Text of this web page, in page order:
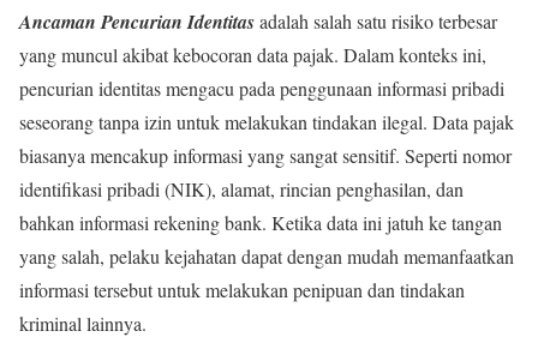
Ancaman Pencurian Identitasadalah salah satu risiko terbesar
yang muncul akibat kebocoran data pajak. Dalam konteks ini,
pencurian identitas mengacu pada penggunaan informasi pribadi
seseorang tanpa izin untuk melakukan tindakan ilegal. Data pajak
biasanya mencakup informasi yang sangat sensitif. Seperti nomor
identifikasi pribadi (NIK), alamat, rincian penghasilan, dan
bahkan informasi rekening bank. Ketika data ini jatuh ke tangan
yang salah, pelaku kejahatan dapat dengan mudah memanfaatkan
informasi tersebut untuk melakukan penipuan dan tindakan
kriminal lainnya.